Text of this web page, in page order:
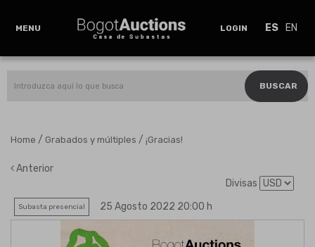
MENU LOGIN ES EN
BUSCAR
Home / Grabados y múltiples / ¡Gracias!
Anterior
Divisas
Subasta presencial 25 Agosto 2022 20:00 h